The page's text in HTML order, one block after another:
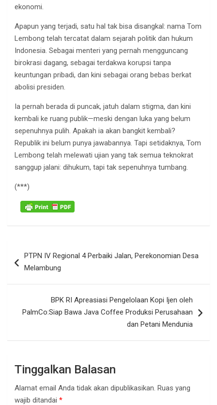
ekonomi.
Apapun yang terjadi, satu hal tak bisa disangkal: nama Tom
Lembong telah tercatat dalam sejarah politik dan hukum
Indonesia. Sebagai menteri yang pernah mengguncang
birokrasi dagang, sebagai terdakwa korupsi tanpa
keuntungan pribadi, dan kini sebagai orang bebas berkat
abolisi presiden.
Ia pernah berada di puncak, jatuh dalam stigma, dan kini
kembali ke ruang publik—meski dengan luka yang belum
sepenuhnya pulih. Apakah ia akan bangkit kembali?
Republik ini belum punya jawabannya. Tapi setidaknya, Tom
Lembong telah melewati ujian yang tak semua teknokrat
sanggup jalani: dihukum, tapi tak sepenuhnya tumbang.
(***)
posPTPN IV Regional 4 Perbaiki Jalan, Perekonomian Desa
Melambung
BPK RI Apreasiasi Pengelolaan Kopi Ijen oleh
PalmCo:Siap Bawa Java Coffee Produksi Perusahaan
dan Petani Mendunia
Tinggalkan Balasan
Alamat email Anda tidak akan dipublikasikan. Ruas yang
wajib ditandai *